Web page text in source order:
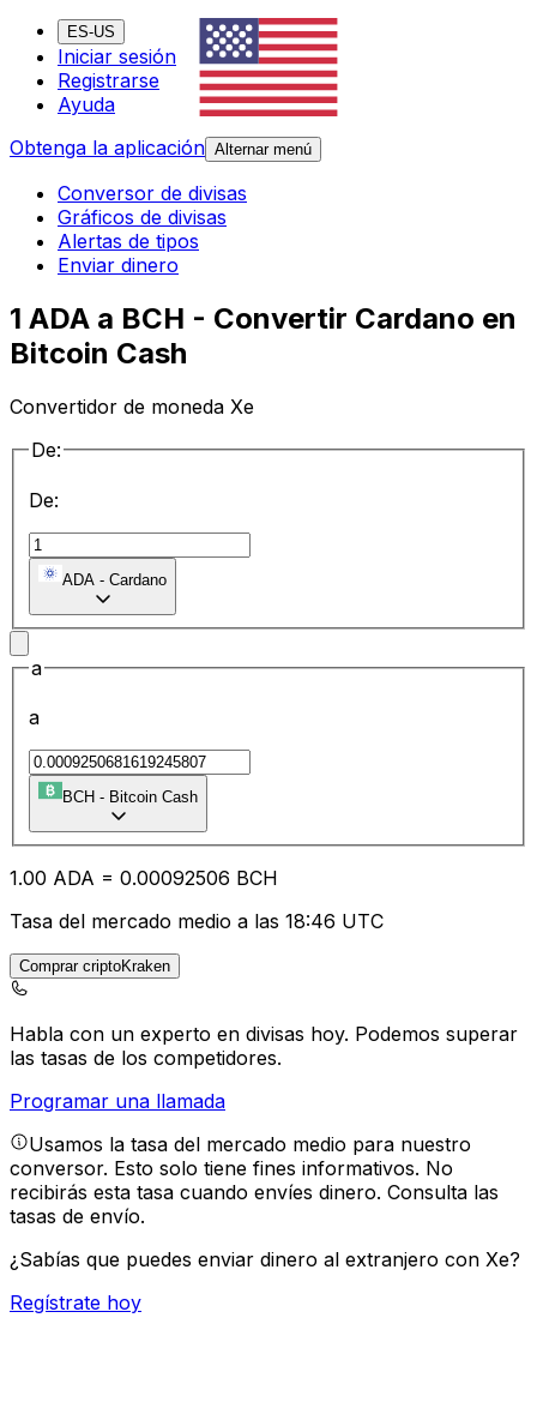
ES-US
Iniciar sesión
Registrarse
Ayuda
Obtenga la aplicación Alternar menú
Conversor de divisas
Gráficos de divisas
Alertas de tipos
Enviar dinero
1 ADA a BCH - Convertir Cardano en
Bitcoin Cash
Convertidor de moneda Xe
De:
De:
ADA - Cardano
a
a
BCH - Bitcoin Cash
1.00 ADA = 0.00092506 BCH
Tasa del mercado medio a las 18:46 UTC
Comprar criptoKraken
Habla con un experto en divisas hoy. Podemos superar
las tasas de los competidores.
Programar una llamada
Usamos la tasa del mercado medio para nuestro
conversor. Esto solo tiene fines informativos. No
recibirás esta tasa cuando envíes dinero. Consulta las
tasas de envío.
¿Sabías que puedes enviar dinero al extranjero con Xe?
Regístrate hoy